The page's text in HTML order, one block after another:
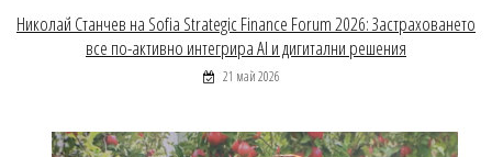
Николай Станчев на Sofia Strategic Finance Forum 2026: Застраховането
все по-активно интегрира AI и дигитални решения
21 май 2026